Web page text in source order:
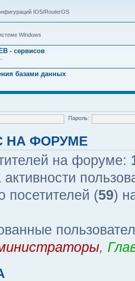
IOS/RouterOS
Windows
- сервисов
базами данных
Пароль:
НА ФОРУМЕ
на форуме:
посетителей (59)
,